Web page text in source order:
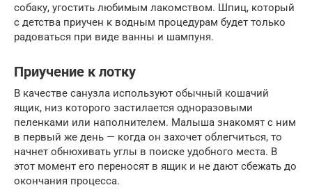
собаку, угостить любимым лакомством. Шпиц, который
с детства приучен к водным процедурам будет только
радоваться при виде ванны и шампуня.
Приучение к лотку
В качестве санузла используют обычный кошачий
ящик, низ которого застилается одноразовыми
пеленками или наполнителем. Малыша знакомят с ним
в первый же день — когда он захочет облегчиться, то
начнет обнюхивать углы в поиске удобного места. В
этот момент его переносят в ящик и не дают сбежать до
окончания процесса.